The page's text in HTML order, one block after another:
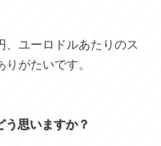
、ユーロドルあたりのス
がたいです。
思いますか？